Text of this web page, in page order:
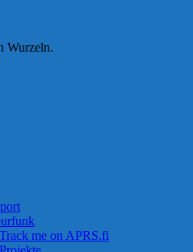
Wurzeln.
Track me on APRS.fi